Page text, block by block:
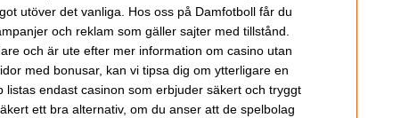
utöver det vanliga. Hos oss på Damfotboll får du
och reklam som gäller sajter med tillstånd.
och är ute efter mer information om casino utan
med bonusar, kan vi tipsa dig om ytterligare en
listas endast casinon som erbjuder säkert och tryggt
ett bra alternativ, om du anser att de spelbolag